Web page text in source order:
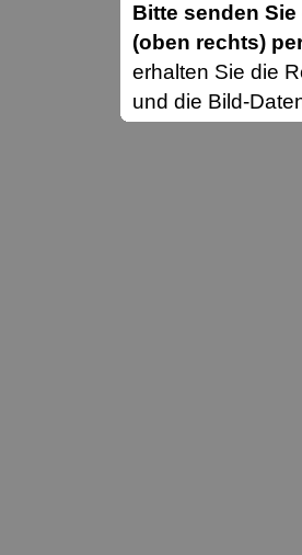
Bitte senden
(oben rechts)
erhalten Sie die
und die Bild-